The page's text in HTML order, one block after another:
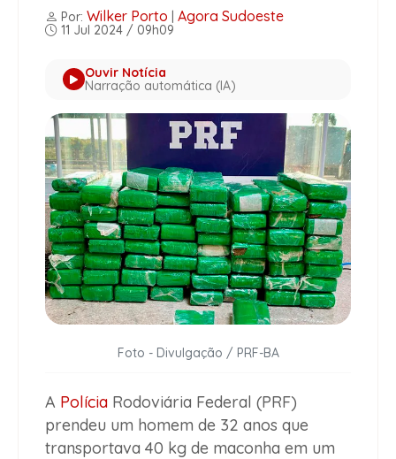
Por: Wilker Porto Agora Sudoeste
11 Jul 2024 / 09h09
Ouvir Notícia
Narração automática (IA)
Foto - Divulgação / PRF-BA
A Polícia Rodoviária Federal (PRF)
prendeu um homem de 32 anos que
transportava 40 kg de maconha em um